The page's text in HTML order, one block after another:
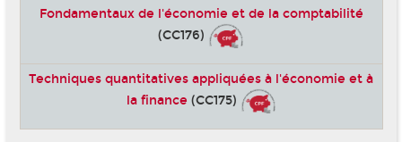
Fondamentaux de l'économie et de la comptabilité
(CC176)
Techniques quantitatives appliquées à l'économie et à
la finance (CC175)